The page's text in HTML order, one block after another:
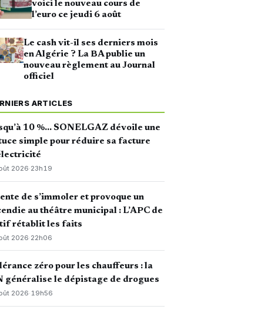
voici le nouveau cours de
l’euro ce jeudi 6 août
Le cash vit-il ses derniers mois
en Algérie ? La BA publie un
nouveau règlement au Journal
officiel
ARTICLES
10 %… SONELGAZ dévoile une
simple pour réduire sa facture
2026·23h19
de s’immoler et provoque un
au théâtre municipal : L’APC de
rétablit les faits
2026·22h06
zéro pour les chauffeurs : la
généralise le dépistage de drogues
2026·19h56